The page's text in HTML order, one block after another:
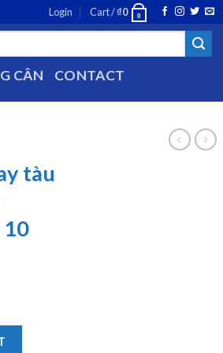
Login Cart /₫0 0
CÂN CONTACT
tàu
10